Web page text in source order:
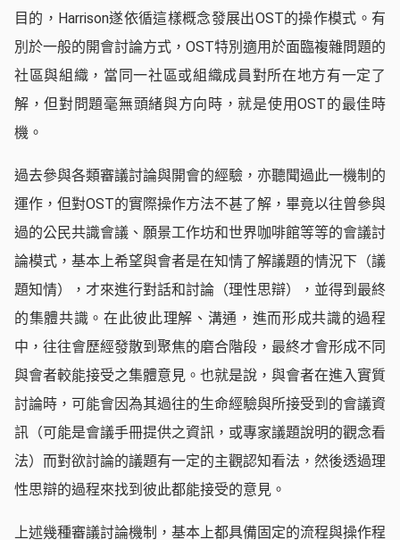
目的，Harrison遂依循這樣概念發展出OST的操作模式。有
別於一般的開會討論方式，OST特別適用於面臨複雜問題的
社區與組織，當同一社區或組織成員對所在地方有一定了
解，但對問題毫無頭緒與方向時，就是使用OST的最佳時
機。
過去參與各類審議討論與開會的經驗，亦聽聞過此一機制的
運作，但對OST的實際操作方法不甚了解，畢竟以往曾參與
過的公民共識會議、願景工作坊和世界咖啡館等等的會議討
論模式，基本上希望與會者是在知情了解議題的情況下（議
題知情），才來進行對話和討論（理性思辯），並得到最終
的集體共識。在此彼此理解、溝通，進而形成共識的過程
中，往往會歷經發散到聚焦的磨合階段，最終才會形成不同
與會者較能接受之集體意見。也就是說，與會者在進入實質
討論時，可能會因為其過往的生命經驗與所接受到的會議資
訊（可能是會議手冊提供之資訊，或專家議題說明的觀念看
法）而對欲討論的議題有一定的主觀認知看法，然後透過理
性思辯的過程來找到彼此都能接受的意見。
上述幾種審議討論機制，基本上都具備固定的流程與操作程